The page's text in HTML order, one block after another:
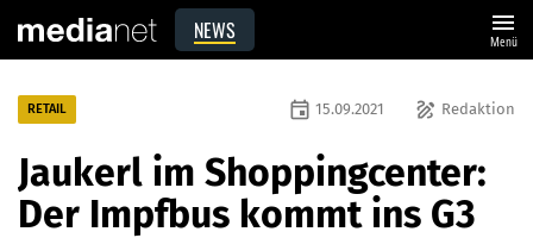
NEWS menu
Menü
RETAIL draw Redaktion
event 15.09.2021
Jaukerl im Shoppingcenter:
Der Impfbus kommt ins G3